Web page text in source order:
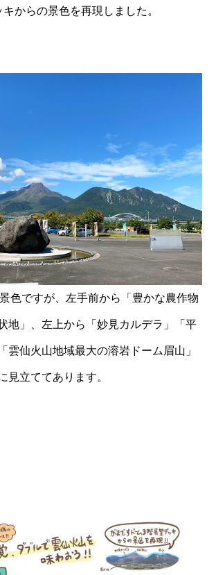
からの景色を再現しました。
色ですが、左手前から「豊かな農作物
地」、左上から「妙見カルデラ」「平
雲仙火山地域最大の溶岩ドーム眉山」
見立ててあります。